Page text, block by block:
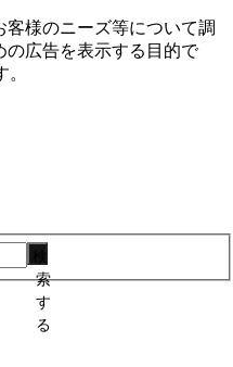
様のニーズ等について調
の広告を表⽰する⽬的で
索
す
る